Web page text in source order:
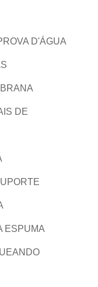
D'ÁGUA
DE
ESPUMA